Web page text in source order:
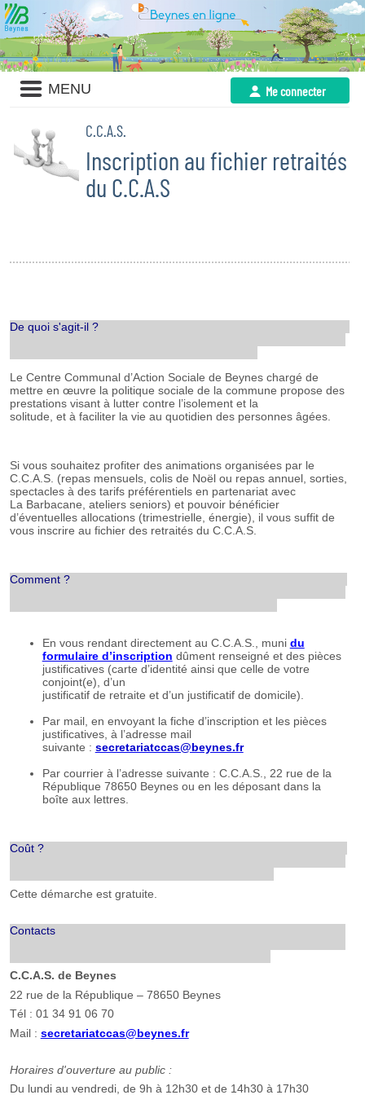
Liste
des
MENU Me connecter
C.C.A.S.
Inscription au fichier retraités
du C.C.A.S